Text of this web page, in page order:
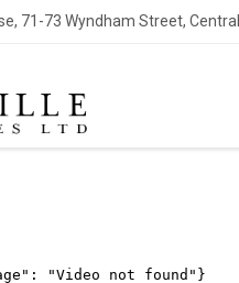
71-73 Wyndham Street,